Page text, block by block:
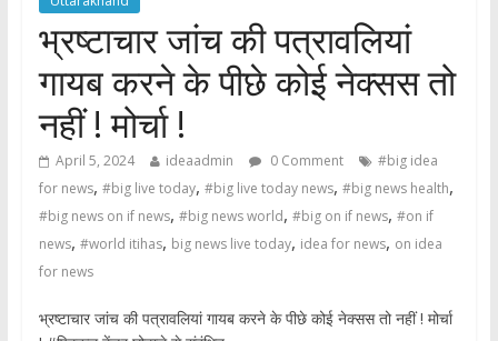
भ्रष्टाचार जांच की पत्रावलियां
गायब करने के पीछे कोई नेक्सस तो
नहीं ! मोर्चा !
April 5, 2024 ideaadmin 0 Comment
#big idea
for news, #big live today, #big live today news, #big news health,
#big news on if news, #big news world, #big on if news, #on if
news, #world itihas, big news live today, idea for news, on idea
for news
भ्रष्टाचार जांच की पत्रावलियां गायब करने के पीछे कोई नेक्सस तो नहीं ! मोर्चा